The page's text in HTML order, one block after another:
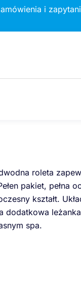
i
roleta
pakiet, pełna
kształt.
dodatkowa
spa.